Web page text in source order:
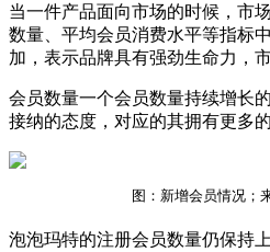
当一件产品面向市场的时候，市
数量、平均会员消费水平等指标
加，表示品牌具有强劲生命力，
会员数量一个会员数量持续增长
接纳的态度，对应的其拥有更多的
图：新增会员情况；
泡泡玛特的注册会员数量仍保持